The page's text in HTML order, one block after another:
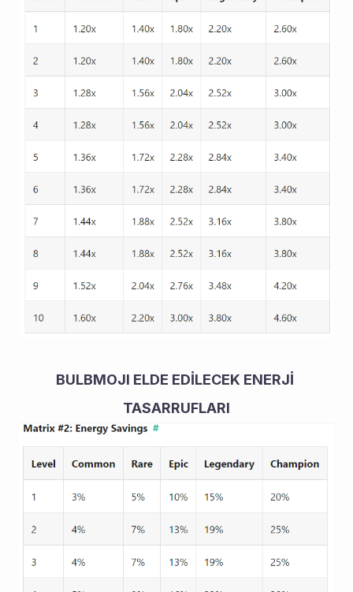
BULBMOJI ELDE EDİLECEK ENERJİ
TASARRUFLARI